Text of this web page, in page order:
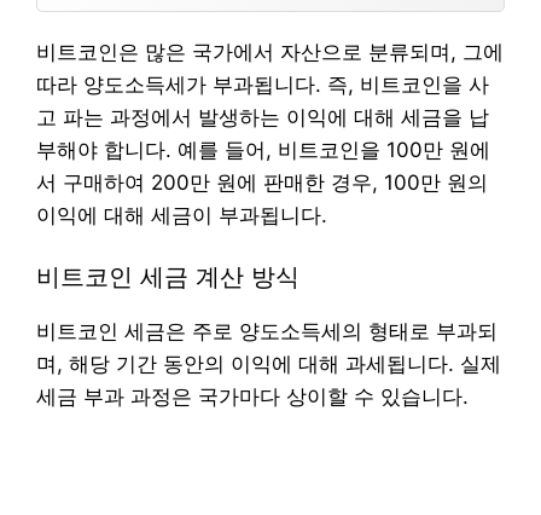
비트코인은 많은 국가에서 자산으로 분류되며, 그에
따라 양도소득세가 부과됩니다. 즉, 비트코인을 사
고 파는 과정에서 발생하는 이익에 대해 세금을 납
부해야 합니다. 예를 들어, 비트코인을 100만 원에
서 구매하여 200만 원에 판매한 경우, 100만 원의
이익에 대해 세금이 부과됩니다.
비트코인 세금 계산 방식
비트코인 세금은 주로 양도소득세의 형태로 부과되
며, 해당 기간 동안의 이익에 대해 과세됩니다. 실제
세금 부과 과정은 국가마다 상이할 수 있습니다.